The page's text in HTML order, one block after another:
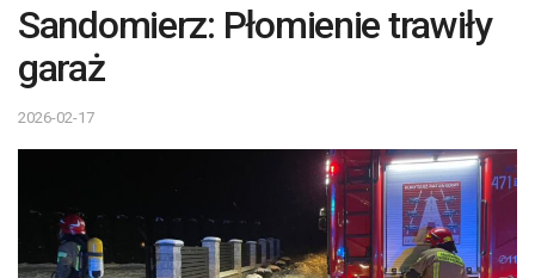
Sandomierz: Płomienie trawiły
garaż
2026-02-17